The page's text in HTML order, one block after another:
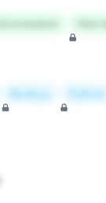
Hire
Node.js Python